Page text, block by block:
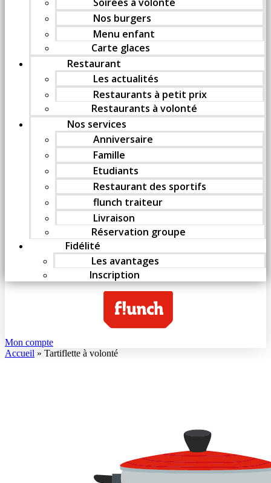
Nos burgers
Menu enfant
Carte glaces
Restaurant
Les actualités
Restaurants à petit prix
Restaurants à volonté
Nos services
Anniversaire
Famille
Etudiants
Restaurant des sportifs
flunch traiteur
Livraison
Réservation groupe
Fidélité
Les avantages
Inscription
Mon compte
Accueil » Tartiflette à volonté